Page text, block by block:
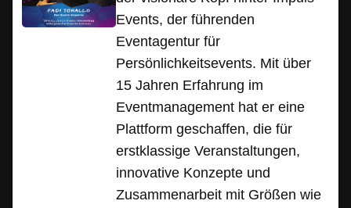
Events, der führenden
Eventagentur für
Persönlichkeitsevents. Mit über
15 Jahren Erfahrung im
Eventmanagement hat er eine
Plattform geschaffen, die für
erstklassige Veranstaltungen,
innovative Konzepte und
Zusammenarbeit mit Größen wie